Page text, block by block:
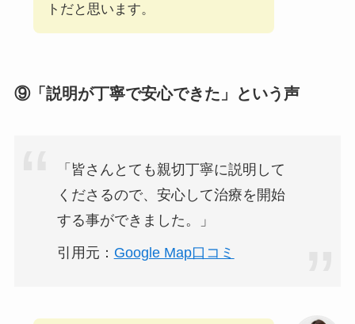
トだと思います。
⑨「説明が丁寧で安心できた」という声
「皆さんとても親切丁寧に説明して
くださるので、安心して治療を開始
する事ができました。」
引用元： Google Map口コミ